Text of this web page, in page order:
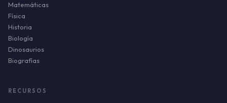
Matemáticas
Física
Historia
Biología
Dinosaurios
Biografías
RECURSOS